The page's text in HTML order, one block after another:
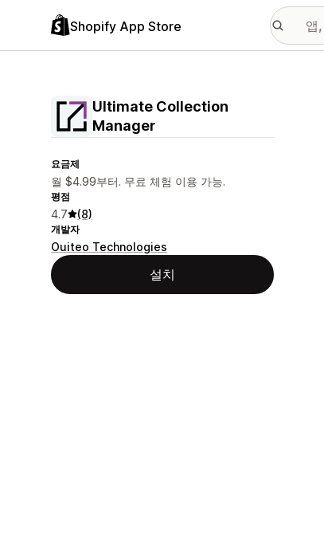
Shopify App Store
Ultimate Collection
Manager
요금제
월 $4.99부터. 무료 체험 이용 가능.
평점
4.7 (8)
개발자
Ouiteo Technologies
설치